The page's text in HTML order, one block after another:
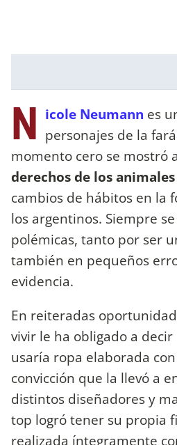
N icole Neumann es
personajes de la
momento cero se mostró a
derechos de los animales
cambios de hábitos en la
los argentinos. Siempre
polémicas, tanto por ser
también en pequeños
evidencia.
En reiteradas
vivir le ha obligado a
usaría ropa elaborada con
convicción que la llevó a
distintos diseñadores y
top logró tener su propia
realizada íntegramente